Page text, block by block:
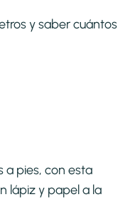
y saber cuántos
a pies, con esta
lápiz y papel a la